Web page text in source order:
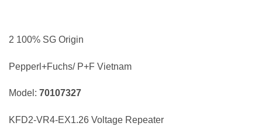
2 100% SG Origin
Pepperl+Fuchs/ P+F Vietnam
Model: 70107327
KFD2-VR4-EX1.26 Voltage Repeater